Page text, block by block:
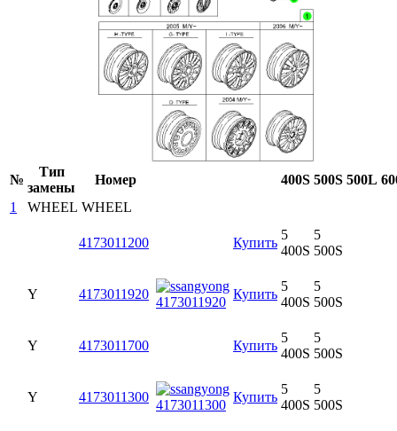
№
Тип
замены
Номер 400S 500S 500L
1
WHEEL WHEEL
4173011200 Купить
5
400S
5
500S
Y 4173011920 Купить
5
400S
5
500S
Y 4173011700 Купить
5
400S
5
500S
Y 4173011300 Купить
5
400S
5
500S